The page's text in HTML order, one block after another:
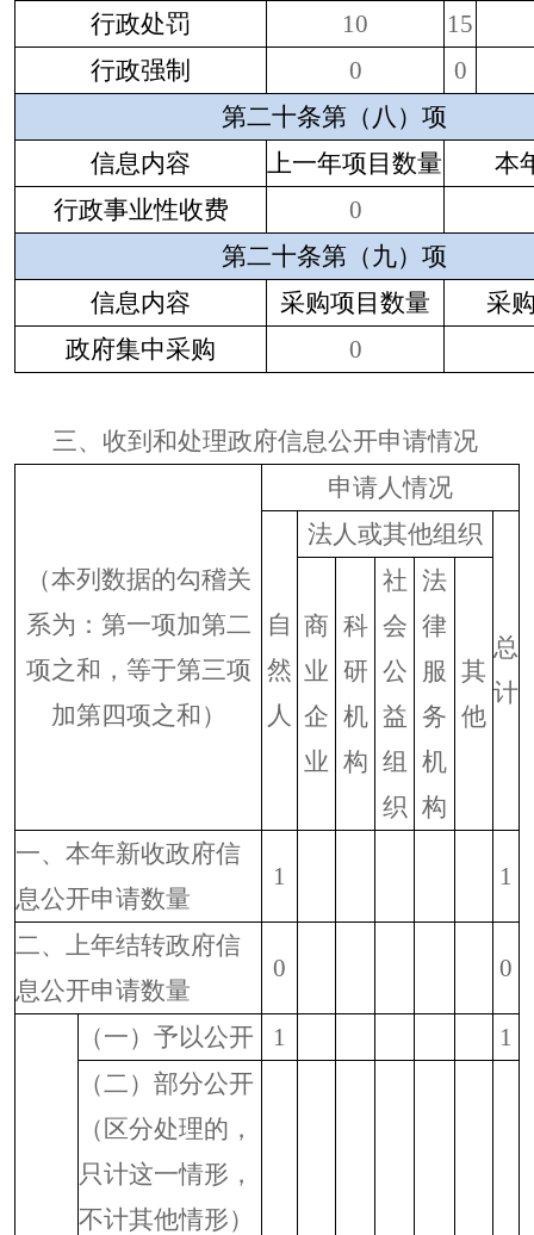
行政处罚 10
15
行政强制
0
0
第二十条第（八）项
信息内容
上一年项目数量
本
行政事业性收费
0
第二十条第（九）项
信息内容
采购项目数量
采
政府集中采购
0
三、收到和处理政府信息公开申请情况
（本列数据的勾稽关
系为：第一项加第二
项之和，等于第三项
加第四项之和）
申请人情况
自
然
人
法人或其他组织
总
计
商
业
企
业
科
研
机
构
社
会
公
益
组
织
法
律
服
务
机
构
其
他
一、本年新收政府信
息公开申请数量
1 1
二、上年结转政府信
息公开申请数量
0 0
（一）予以公开 1
1
（二）部分公开
（区分处理的，
只计这一情形，
不计其他情形）